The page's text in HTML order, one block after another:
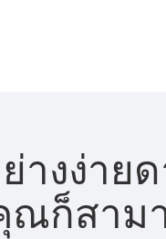
างง่าย
ณก็สาม